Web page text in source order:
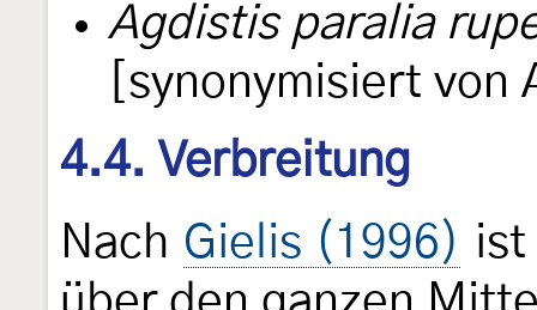
Agdistis paralia
[synonymisiert
4.4. Verbreitung
Nach Gielis (1996) ist